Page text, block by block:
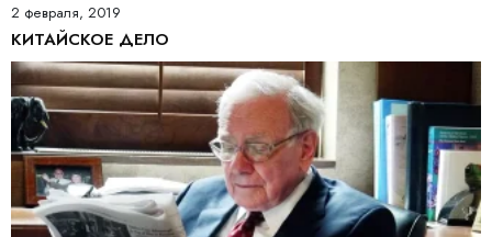
2 февраля, 2019
КИТАЙСКОЕ ДЕЛО